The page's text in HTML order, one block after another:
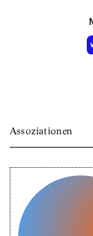
Assoziationen